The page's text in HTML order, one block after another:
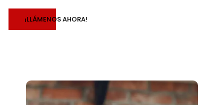
¡LLÁMENOS AHORA!